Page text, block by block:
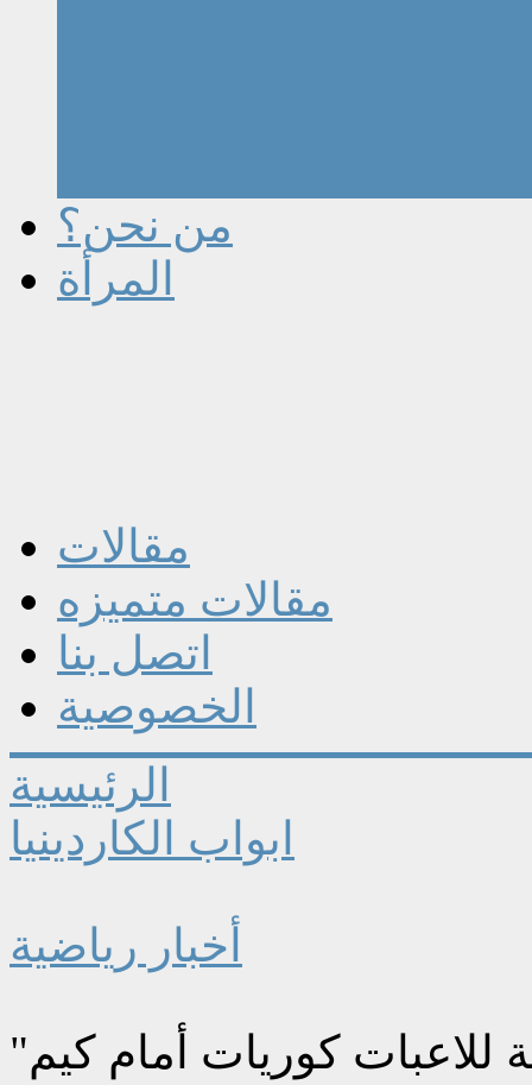
من نحن؟
المرأة
مقالات
مقالات متميزه
اتصل بنا
الخصوصية
الرئيسية
ابواب الكاردينيا
أخبار رياضية
للاعبات كوريات أمام كيم